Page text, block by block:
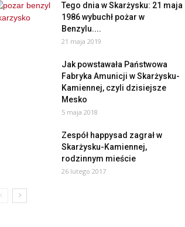
Tego dnia w Skarżysku: 21 maja
1986 wybuchł pożar w
Benzylu....
21 maja 2019
Jak powstawała Państwowa
Fabryka Amunicji w Skarżysku-
Kamiennej, czyli dzisiejsze
Mesko
5 maja 2018
Zespół happysad zagrał w
Skarżysku-Kamiennej,
rodzinnym mieście
26 lutego 2017